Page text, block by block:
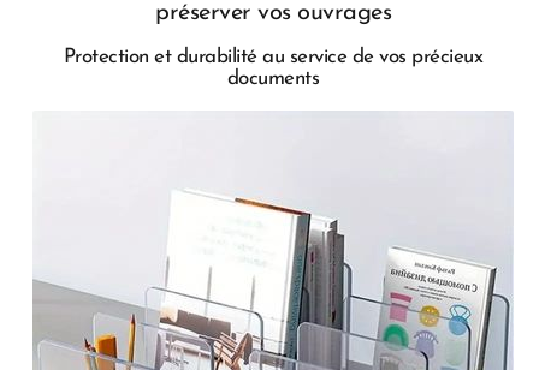
préserver vos ouvrages
Protection et durabilité au service de vos précieux
documents